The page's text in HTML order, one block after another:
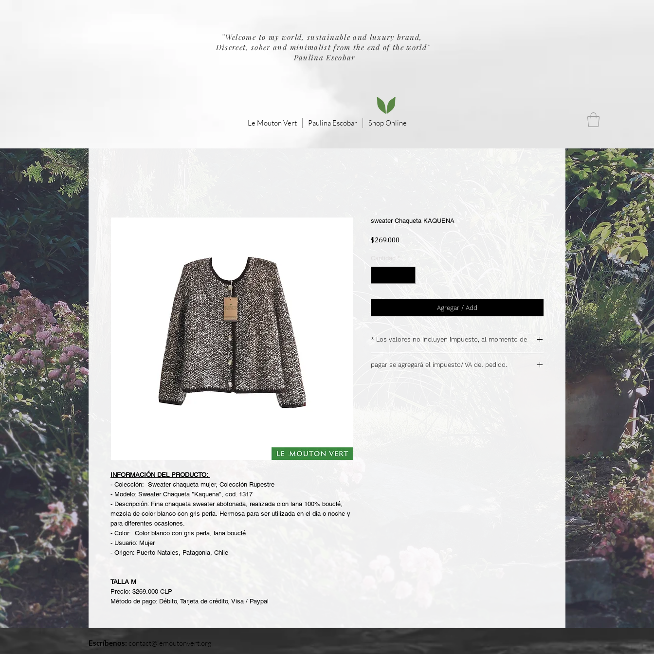
¨Welcome to my world, sustainable and luxury brand,
Discreet, sober and minimalist from the end of the world¨
Paulina Escobar
Le Mouton Vert Paulina Escobar Shop Online
INFORMACIÓN DEL PRODUCTO:
- Colección: Sweater chaqueta mujer, Colección Rupestre
- Modelo: Sweater Chaqueta "Kaquena", cod. 1317
- Descripción: Fina chaqueta sweater abotonada, realizada cion lana 100% bouclé,
mezcla de color blanco con gris perla. Hermosa para ser utilizada en el dia o noche y
para diferentes ocasiones.
- Color: Color blanco con gris perla, lana bouclé
- Usuario: Mujer
- Origen: Puerto Natales, Patagonia, Chile
TALLA M
Precio: $269.000 CLP
Método de pago: Débito, Tarjeta de crédito, Visa / Paypal
sweater Chaqueta KAQUENA
$269.000Precio
Cantidad *
Agregar / Add
* Los valores no incluyen impuesto, al momento de
pagar se agregará el impuesto/IVA del pedido.
Escríbenos: contact@lemoutonvert.org